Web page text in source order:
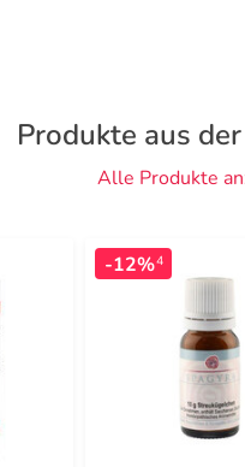
Produkte aus
Alle Produkte
-12%4